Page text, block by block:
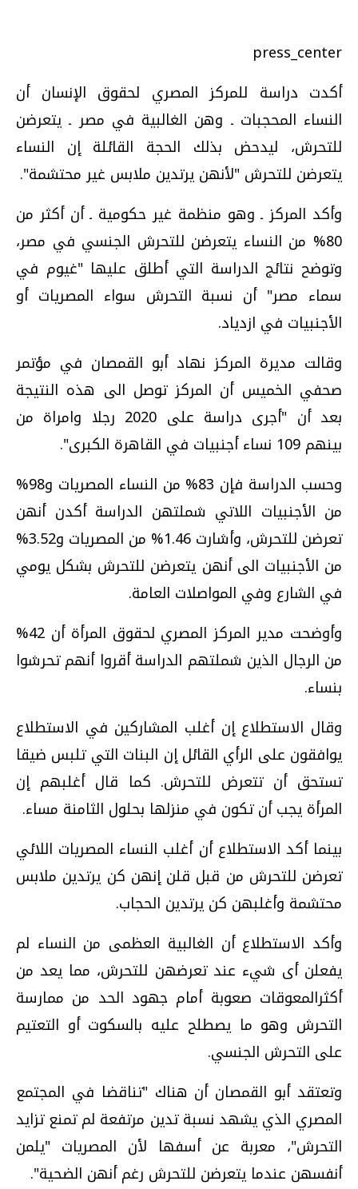
press_center
أكدت دراسة للمركز المصري لحقوق الإنسان أن
النساء المحجبات ـ وهن الغالبية في مصر ـ يتعرضن
للتحرش، ليدحض بذلك الحجة القائلة إن النساء
يتعرضن للتحرش "لأنهن يرتدين ملابس غير محتشمة".
وأكد المركز ـ وهو منظمة غير حكومية ـ أن أكثر من
80% من النساء يتعرضن للتحرش الجنسي في مصر،
وتوضح نتائج الدراسة التي أطلق عليها "غيوم في
سماء مصر" أن نسبة التحرش سواء المصريات أو
الأجنبيات في ازدياد.
وقالت مديرة المركز نهاد أبو القمصان في مؤتمر
صحفي الخميس أن المركز توصل الى هذه النتيجة
بعد أن "أجرى دراسة على 2020 رجلا وامراة من
بينهم 109 نساء أجنبيات في القاهرة الكبرى".
وحسب الدراسة فإن 83% من النساء المصريات و98%
من الأجنبيات اللاتي شملتهن الدراسة أكدن أنهن
تعرضن للتحرش، وأشارت 1.46% من المصريات و3.52%
من الأجنبيات الى أنهن يتعرضن للتحرش بشكل يومي
في الشارع وفي المواصلات العامة.
وأوضحت مدير المركز المصري لحقوق المرأة أن 42%
من الرجال الذين شملتهم الدراسة أقروا أنهم تحرشوا
بنساء.
وقال الاستطلاع إن أغلب المشاركين في الاستطلاع
يوافقون على الرأي القائل إن البنات التي تلبس ضيقا
تستحق أن تتعرض للتحرش. كما قال أغلبهم إن
المرأة يجب أن تكون في منزلها بحلول الثامنة مساء.
بينما أكد الاستطلاع أن أغلب النساء المصريات اللائي
تعرضن للتحرش من قبل قلن إنهن كن يرتدين ملابس
محتشمة وأغلبهن كن يرتدين الحجاب.
وأكد الاستطلاع أن الغالبية العظمى من النساء لم
يفعلن أى شيء عند تعرضهن للتحرش، مما يعد من
أكثرالمعوقات صعوبة أمام جهود الحد من ممارسة
التحرش وهو ما يصطلح عليه بالسكوت أو التعتيم
على التحرش الجنسي.
وتعتقد أبو القمصان أن هناك "تناقضا في المجتمع
المصري الذي يشهد نسبة تدين مرتفعة لم تمنع تزايد
التحرش"، معربة عن أسفها لأن المصريات "يلمن
أنفسهن عندما يتعرضن للتحرش رغم أنهن الضحية".